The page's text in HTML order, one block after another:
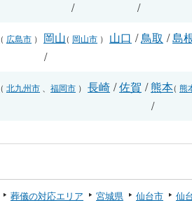
/ /
広島市 ） 岡山（ 岡山市 ）
/
山口 /鳥取 /島
北九州市 福岡市 ） 長崎 /佐賀 /熊本（ 熊
/
葬儀の対応エリア 宮城県 仙台市 仙